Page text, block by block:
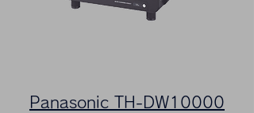
Panasonic TH-DW10000